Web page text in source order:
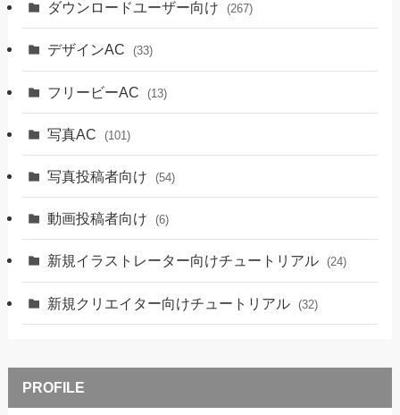
ダウンロードユーザー向け (267)
デザインAC (33)
フリービーAC (13)
写真AC (101)
写真投稿者向け (54)
動画投稿者向け (6)
新規イラストレーター向けチュートリアル (24)
新規クリエイター向けチュートリアル (32)